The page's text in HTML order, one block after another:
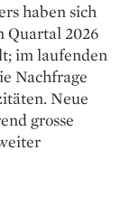
haben sich
Quartal 2026
im laufenden
Nachfrage
Neue
grosse